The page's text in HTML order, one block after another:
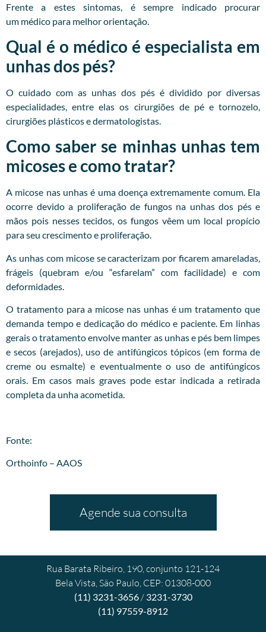
Frente a estes sintomas, é sempre indicado procurar
um médico para melhor orientação.
Qual é o médico é especialista em
unhas dos pés?
O cuidado com as unhas dos pés é dividido por diversas
especialidades, entre elas os cirurgiões de pé e tornozelo,
cirurgiões plásticos e dermatologistas.
Como saber se minhas unhas tem
micoses e como tratar?
A micose nas unhas é uma doença extremamente comum. Ela
ocorre devido a proliferação de fungos na unhas dos pés e
mãos pois nesses tecidos, os fungos vêem um local propício
para seu crescimento e proliferação.
As unhas com micose se caracterizam por ficarem amareladas,
frágeis (quebram e/ou “esfarelam” com facilidade) e com
deformidades.
O tratamento para a micose nas unhas é um tratamento que
demanda tempo e dedicação do médico e paciente. Em linhas
gerais o tratamento envolve manter as unhas e pés bem limpes
e secos (arejados), uso de antifúngicos tópicos (em forma de
creme ou esmalte) e eventualmente o uso de antifúngicos
orais. Em casos mais graves pode estar indicada a retirada
completa da unha acometida.
Fonte:
Orthoinfo – AAOS
Agende sua consulta
Rua Barata Ribeiro, 190, conjunto 121-124
Bela Vista, São Paulo, CEP: 01308-000
(11) 3231-3656/ 3231-3730
(11) 97559-8912